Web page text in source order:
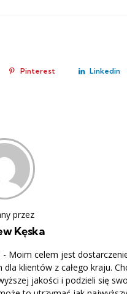
Pinterest Linkedin
przez
Kęska
Moim celem jest
klientów z całego kraju.
jakości i podzieli się